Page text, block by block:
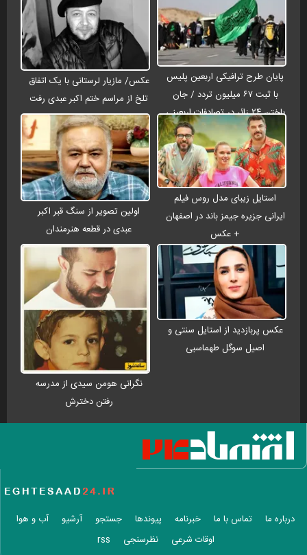
پایان طرح ترافیکی اربعین پلیس
با ثبت ۶۷ میلیون تردد / جان
باختن ۲۴ زائر در تصادفات اربعینی
عکس/ مازیار لرستانی با یک اتفاق
تلخ از مراسم ختم اکبر عبدی رفت
استایل زیبای مدل روس فیلم
ایرانی جزیره جیمز باند در اصفهان
+ عکس
اولین تصویر از سنگ قبر اکبر
عبدی در قطعه هنرمندان
عکس پربازدید از استایل سنتی و
اصیل سوگل طهماسبی
نگرانی هومن سیدی از مدرسه
رفتن دخترش
درباره ما تماس با ما خبرنامه پیوندها جستجو آرشیو
آب و هوا
اوقات شرعی
نظرسنجی rss